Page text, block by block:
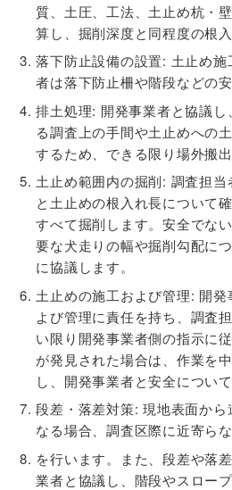
質、土圧、工法、土止め杭・
算し、掘削深度と同程度の根
落下防止設備の設置: 土止め
者は落下防止柵や階段などの
排土処理: 開発事業者と協議し
る調査上の手間や土止めへの
するため、できる限り場外搬出
土止め範囲内の掘削: 調査担
と土止めの根入れ長について
すべて掘削します。安全でな
要な犬走りの幅や掘削勾配に
に協議します。
土止めの施工および管理: 開
よび管理に責任を持ち、調査
い限り開発事業者側の指示に
が発見された場合は、作業を
し、開発事業者と安全について
段差・落差対策: 現地表面から
なる場合、調査区際に近寄ら
を行います。また、段差や落
業者と協議し、階段やスロー